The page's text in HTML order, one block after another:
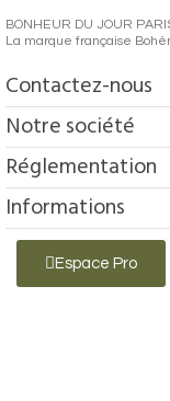
BONHEUR DU JOUR
La marque française
Contactez-nous
Notre société
Réglementation
Informations
Espace Pro